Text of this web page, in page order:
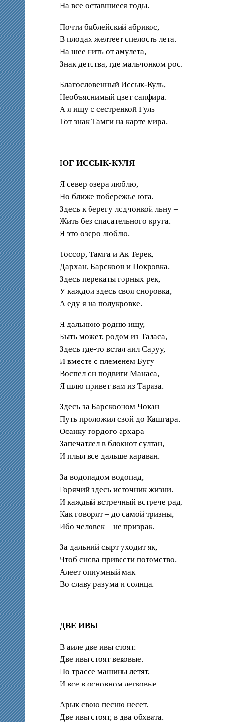
На все оставшиеся годы.
Почти библейский абрикос,
В плодах желтеет спелость лета.
На шее нить от амулета,
Знак детства, где мальчонком рос.
Благословенный Иссык-Куль,
Необъяснимый цвет сапфира.
А я ищу с сестренкой Гуль
Тот знак Тамги на карте мира.
ЮГ ИССЫК-КУЛЯ
Я север озера люблю,
Но ближе побережье юга.
Здесь к берегу лодчонкой льну –
Жить без спасательного круга.
Я это озеро люблю.
Тоссор, Тамга и Ак Терек,
Дархан, Барскоон и Покровка.
Здесь перекаты горных рек,
У каждой здесь своя сноровка,
А еду я на полукровке.
Я дальнюю родню ищу,
Быть может, родом из Таласа,
Здесь где-то встал аил Саруу,
И вместе с племенем Бугу
Воспел он подвиги Манаса,
Я шлю привет вам из Тараза.
Здесь за Барскооном Чокан
Путь проложил свой до Кашгара.
Осанку гордого архара
Запечатлел в блокнот султан,
И плыл все дальше караван.
За водопадом водопад,
Горячий здесь источник жизни.
И каждый встречный встрече рад,
Как говорят – до самой тризны,
Ибо человек – не призрак.
За дальний сырт уходит як,
Чтоб снова привести потомство.
Алеет опиумный мак
Во славу разума и солнца.
ДВЕ ИВЫ
В аиле две ивы стоят,
Две ивы стоят вековые.
По трассе машины летят,
И все в основном легковые.
Арык свою песню несет.
Две ивы стоят, в два обхвата.